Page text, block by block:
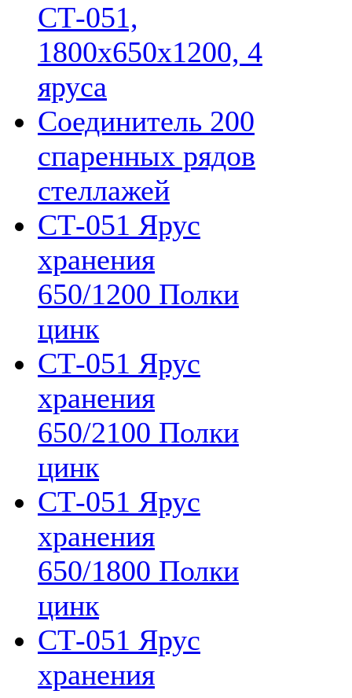
СТ-051,
1800х650х1200, 4
яруса
Соединитель 200
спаренных рядов
стеллажей
СТ-051 Ярус
хранения
650/1200 Полки
цинк
СТ-051 Ярус
хранения
650/2100 Полки
цинк
СТ-051 Ярус
хранения
650/1800 Полки
цинк
СТ-051 Ярус
хранения